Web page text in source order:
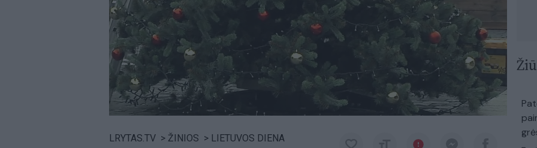
LRYTAS.TV > ŽINIOS > LIETUVOS DIENA